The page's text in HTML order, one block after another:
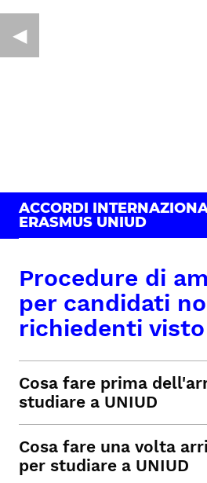
◀︎
ACCORDI
ERASMUS UNIUD
Procedure di
per candidati
richiedenti
Cosa fare prima
studiare a UNIUD
Cosa fare una volta
per studiare a UNIUD